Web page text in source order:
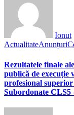
Ionut
ActualitateAnunțuri
Rezultatele finale
publică de execuție
profesional
Subordonate CLS5